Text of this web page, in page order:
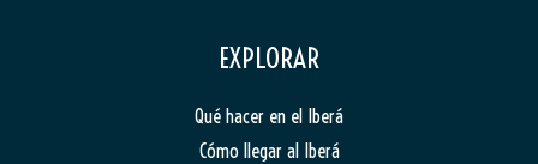
EXPLORAR
Qué hacer en el Iberá
Cómo llegar al Iberá